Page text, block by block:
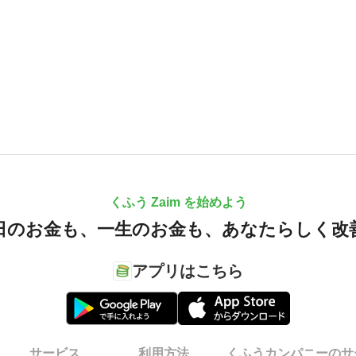
くふう Zaim を始めよう
のお金も、 一生のお金も、 あなたらしく改
アプリはこちら
サービス 利用方法 くふうカンパニーの